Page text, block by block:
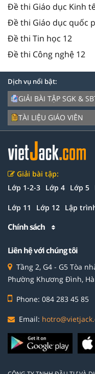
Đề thi Giáo dục Kinh
Đề thi Giáo dục quốc
Đề thi Tin học 12
Đề thi Công nghệ 12
Dịch vụ nổi bật:
GIẢI BÀI TẬP SGK &
TÀI LIỆU GIÁO VIÊN
Giải bài tập:
Lớp 1-2-3 Lớp 4 Lớp 5
Lớp 11 Lớp 12 Lập
Chính sách
Liên hệ với chúng tôi
Tầng 2, G4 - G5 Tòa
Phường Khương Đình,
Phone: 084 283 45 85
Email: